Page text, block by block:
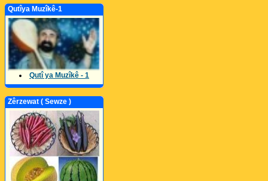
Qutîya Muzîkê-1
Qutî ya Muzîkê - 1
Zêrzewat ( Sewze )